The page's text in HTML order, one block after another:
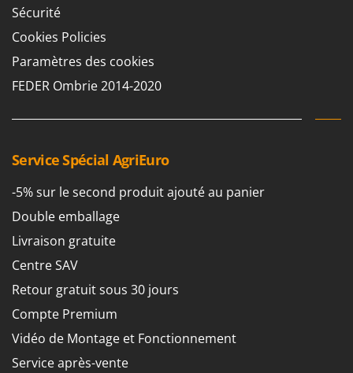
Sécurité
Cookies Policies
Paramètres des cookies
FEDER Ombrie 2014-2020
Service Spécial AgriEuro
-5% sur le second produit ajouté au panier
Double emballage
Livraison gratuite
Centre SAV
Retour gratuit sous 30 jours
Compte Premium
Vidéo de Montage et Fonctionnement
Service après-vente